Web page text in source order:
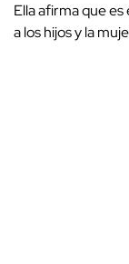
Ella afirma que
a los hijos y la